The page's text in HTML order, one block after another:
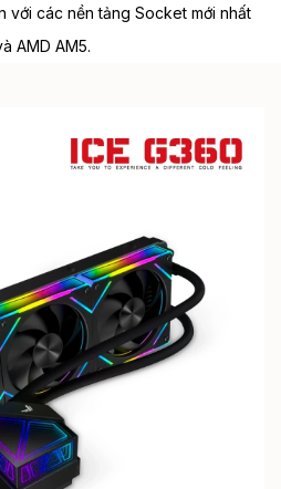
với các nền tảng Socket mới nhất
AMD AM5.